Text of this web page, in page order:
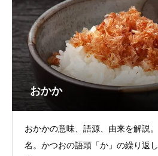
おかか
おかかの意味、語源、由来を解説
名。かつおの語頭「か」の繰り返